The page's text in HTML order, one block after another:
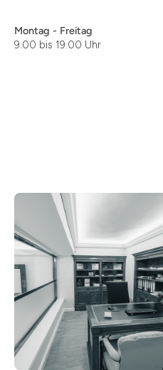
Montag - Freitag
9:00 bis 19:00 Uhr